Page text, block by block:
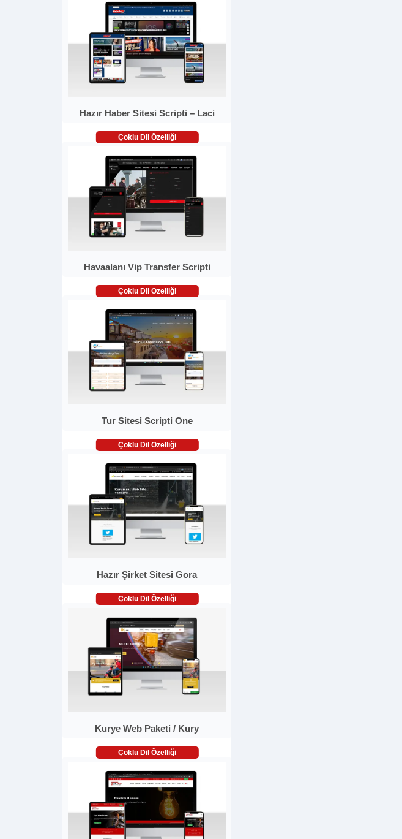
Hazır Haber Sitesi Scripti – Laci
Çoklu Dil Özelliği
Havaalanı Vip Transfer Scripti
Çoklu Dil Özelliği
Tur Sitesi Scripti One
Çoklu Dil Özelliği
Hazır Şirket Sitesi Gora
Çoklu Dil Özelliği
Kurye Web Paketi / Kury
Çoklu Dil Özelliği